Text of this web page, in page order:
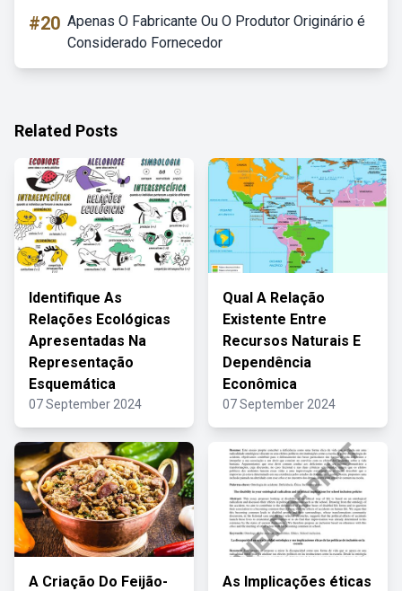
#20 Apenas O Fabricante Ou O Produtor Originário é
Considerado Fornecedor
Related Posts
Identifique As
Relações Ecológicas
Apresentadas Na
Representação
Esquemática
07 September 2024
Qual A Relação
Existente Entre
Recursos Naturais E
Dependência
Econômica
07 September 2024
A Criação Do Feijão- As Implicações éticas